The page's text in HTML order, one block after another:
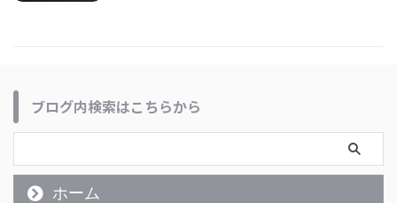
ブログ内検索はこちらから
ホーム